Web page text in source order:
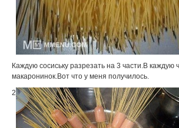
Каждую сосиську разрезать на 3 части.В каждую
макаронинок.Вот что у меня получилось.
2